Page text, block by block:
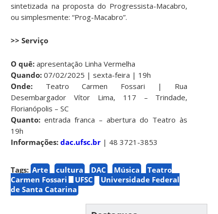
sintetizada na proposta do Progressista-Macabro,
ou simplesmente: “Prog-Macabro”.
>> Serviço
O quê: apresentação Linha Vermelha
Quando: 07/02/2025 | sexta-feira | 19h
Onde: Teatro Carmen Fossari | Rua
Desembargador Vítor Lima, 117 – Trindade,
Florianópolis – SC
Quanto: entrada franca – abertura do Teatro às
19h
Informações: dac.ufsc.br | 48 3721-3853
Tags: Arte cultura DAC Música
Teatro
Carmen Fossari
UFSC
Universidade Federal
de Santa Catarina